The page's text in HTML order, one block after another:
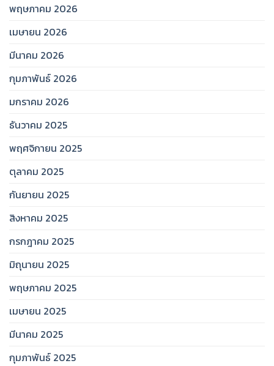
พฤษภาคม 2026
เมษายน 2026
มีนาคม 2026
กุมภาพันธ์ 2026
มกราคม 2026
ธันวาคม 2025
พฤศจิกายน 2025
ตุลาคม 2025
กันยายน 2025
สิงหาคม 2025
กรกฎาคม 2025
มิถุนายน 2025
พฤษภาคม 2025
เมษายน 2025
มีนาคม 2025
กุมภาพันธ์ 2025